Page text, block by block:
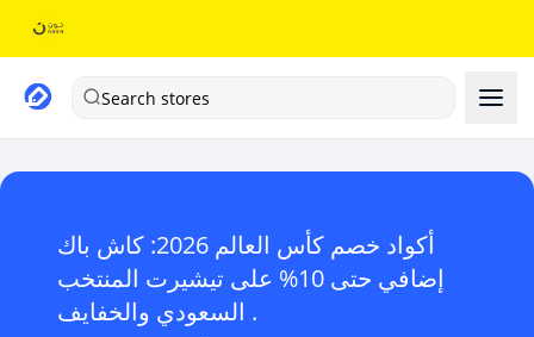
Search stores
أكواد خصم كأس العالم 2026: كاش باك
إضافي حتى 10% على تيشيرت المنتخب
السعودي والخفايف .